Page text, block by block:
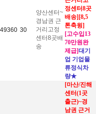
49360 30
양산센터~
경남권 근
거리고정
센터8곳배
송
정센터8곳
배송][8,5
톤축윙]
[고수입13
70만원완
제급]대기
업 기업물
류정식차
량★
[마산/진해
센터(1곳
출근)~경
남권 근거